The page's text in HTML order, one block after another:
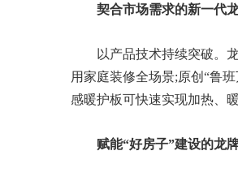
契合市场需求的新一代
以产品技术持续突破。
用家庭装修全场景;原创“鲁
感暖护板可快速实现加热、暖
赋能“好房子”建设的龙